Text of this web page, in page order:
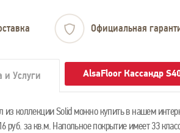
Официальная
и Услуги AlsaFloor Кассандр
коллекции Solid можно купить в нашем
руб. за кв.м. Напольное покрытие имеет 33